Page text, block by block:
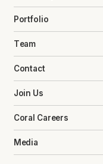
Portfolio
Team
Contact
Join Us
Coral Careers
Media